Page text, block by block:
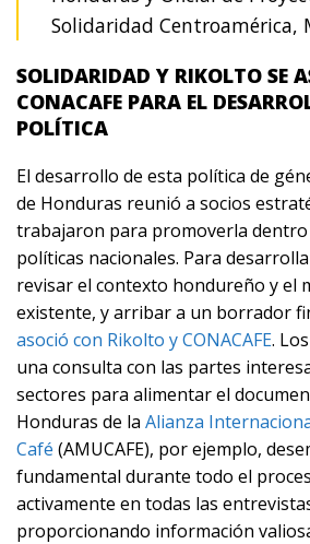
Solidaridad Centroamérica,
SOLIDARIDAD Y RIKOLTO SE
CONACAFE PARA EL
POLÍTICA
El desarrollo de esta política de
de Honduras reunió a socios
trabajaron para promoverla dentro
políticas nacionales. Para
revisar el contexto hondureño y el
existente, y arribar a un borrador
asoció con Rikolto y CONACAFE.
una consulta con las partes
sectores para alimentar el
Honduras de la Alianza
Café (AMUCAFE), por ejemplo,
fundamental durante todo el
activamente en todas las
proporcionando información